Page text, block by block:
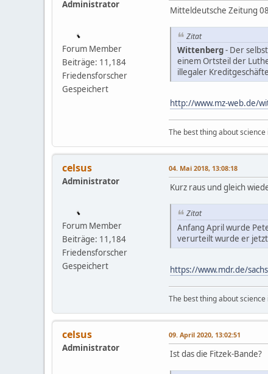
Administrator
Forum Member
Beiträge: 11,184
Friedensforscher
Gespeichert
Mitteldeutsche Zeitung
Zitat
Wittenberg- Der
einem Ortsteil der
illegaler
http://www.mz-web.de/
The best thing about
celsus
Administrator
Forum Member
Beiträge: 11,184
Friedensforscher
Gespeichert
04. Mai 2018, 13:08:18
Kurz raus und gleich
Zitat
Anfang April wurde
verurteilt wurde er
https://www.mdr.de/
The best thing about
celsus
Administrator
09. April 2020, 13:02:51
Ist das die Fitzek-Bande?